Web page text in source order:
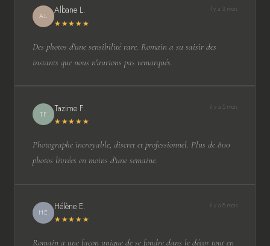
AL
Albane L.
★★★★★
il y a 3 mois
Des photos d'une sensibilité rare. Romain a su saisir des
instants que nous n'aurions pas remarqués.
TF
Tazime F.
★★★★★
il y a 5 mois
Photographe incroyable, discret et professionnel. Plus de 800
photos livrées en moins d'une semaine.
HE
Hélène E.
★★★★★
il y a 8 mois
Romain a une façon unique de se fondre dans le décor tout en